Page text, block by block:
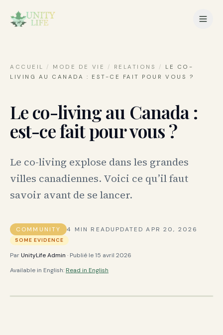
ACCUEIL / MODE DE VIE / RELATIONS /
LE CO-
LIVING AU CANADA : EST-CE FAIT POUR VOUS ?
Le co-living au Canada :
est-ce fait pour vous ?
Le co-living explose dans les grandes
villes canadiennes. Voici ce qu’il faut
savoir avant de se lancer.
COMMUNITY 4 MIN READUPDATED APR 20, 2026
SOME EVIDENCE
ParUnityLife Admin · Publié le15 avril 2026
Available in English: Read in English